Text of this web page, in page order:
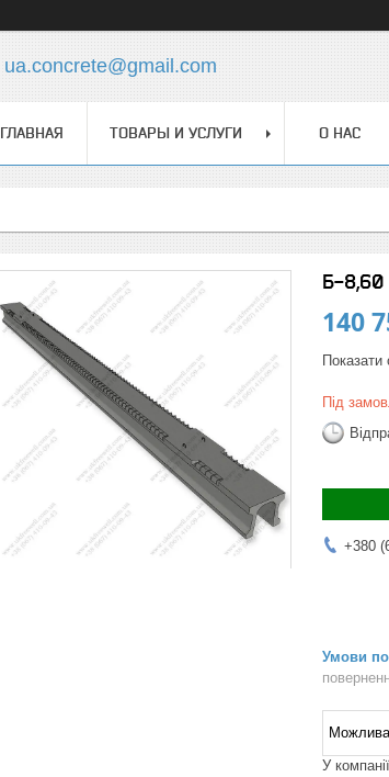
ua.concrete@gmail.com
ГЛАВНАЯ ТОВАРЫ И УСЛУГИ О НАС
Б-8,60
140
Показати
Під
+380
У